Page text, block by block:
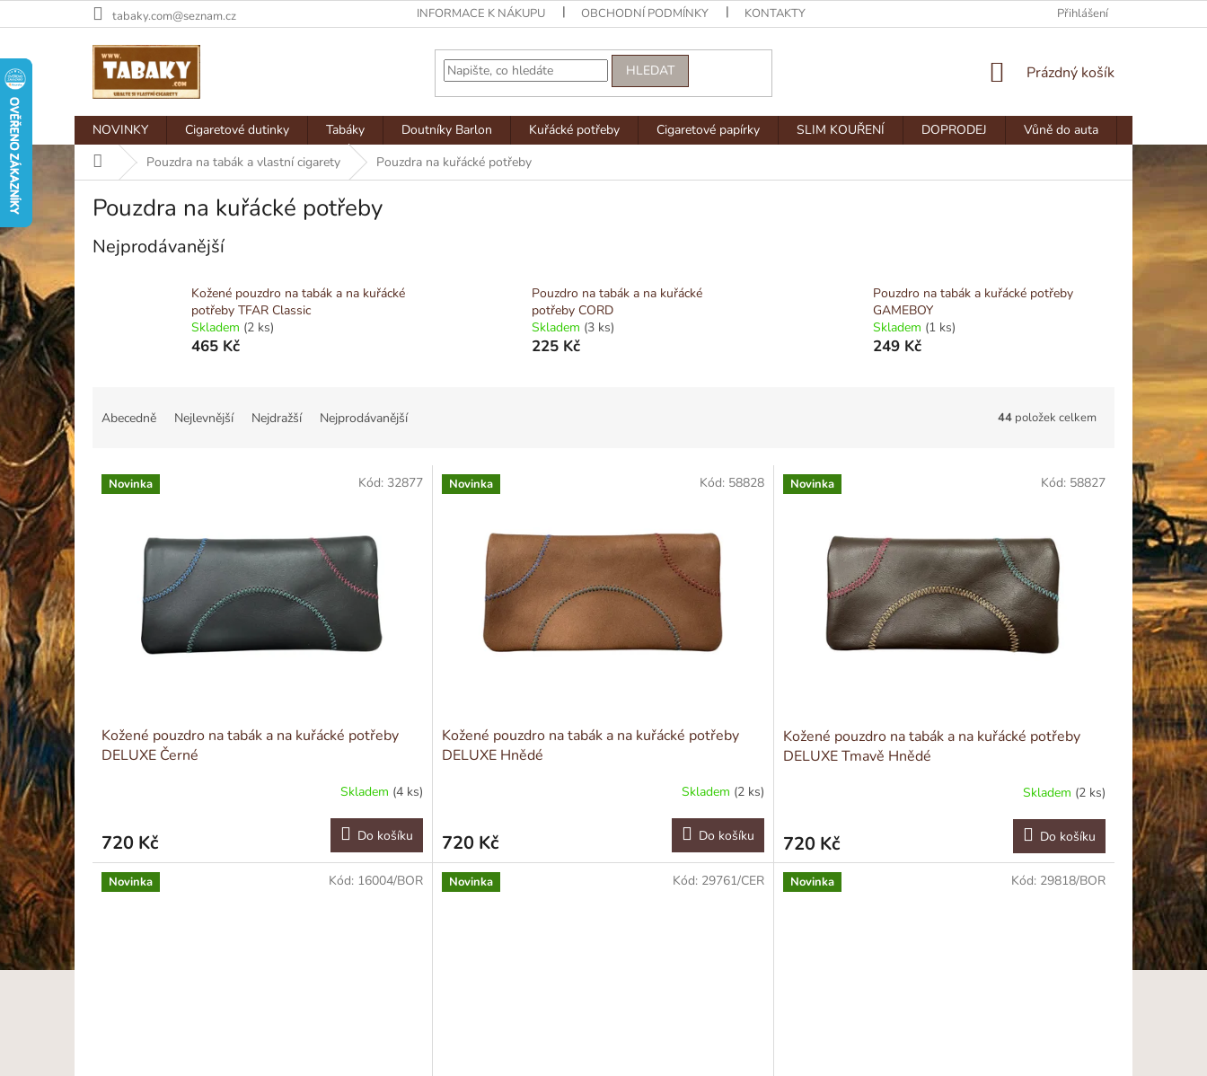
na
tabaky.com@seznam.cz INFORMACE K NÁKUPU OBCHODNÍ PODMÍNKY KONTAKTY Přihlášení
HLEDAT
NÁKUPNÍ
Prázdný košík
NOVINKY Cigaretové dutinky Tabáky Doutníky Barlon Kuřácké potřeby Cigaretové papírky SLIM KOUŘENÍ DOPRODEJ Vůně do auta
Domů Pouzdra na tabák a vlastní cigarety Pouzdra na kuřácké potřeby
Pouzdra na kuřácké potřeby
Nejprodávanější
Kožené pouzdro na tabák a na kuřácké
potřeby TFAR Classic
Skladem (2 ks)
465 Kč
Pouzdro na tabák a na kuřácké
potřeby CORD
Skladem (3 ks)
225 Kč
Pouzdro na tabák a kuřácké potřeby
GAMEBOY
Skladem (1 ks)
249 Kč
Abecedně Nejlevnější Nejdražší Nejprodávanější 44 položek celkem
V Novinka
Kožené pouzdro na tabák a na kuřácké potřeby
DELUXE Černé
Skladem (4 ks)
720 Kč Do košíku
Kód: 32877 Novinka
Kožené pouzdro na tabák a na kuřácké potřeby
DELUXE Hnědé
Skladem (2 ks)
720 Kč Do košíku
Kód: 58828 Novinka
Kožené pouzdro na tabák a na kuřácké potřeby
DELUXE Tmavě Hnědé
Skladem (2 ks)
720 Kč Do košíku
Kód: 58827
Novinka Kód: 16004/BOR Novinka Kód: 29761/CER Novinka Kód: 29818/BOR